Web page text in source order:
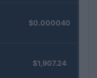
$0.000040
$1,907.24